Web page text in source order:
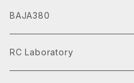
BAJA380
RC Laboratory